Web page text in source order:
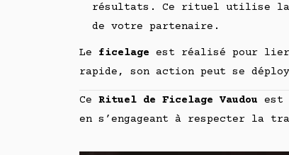
résultats. Ce rituel utilise la
de votre partenaire.
Le ficelage est réalisé pour lier
rapide, son action peut se
Ce Rituel de Ficelage Vaudou est
en s’engageant à respecter la